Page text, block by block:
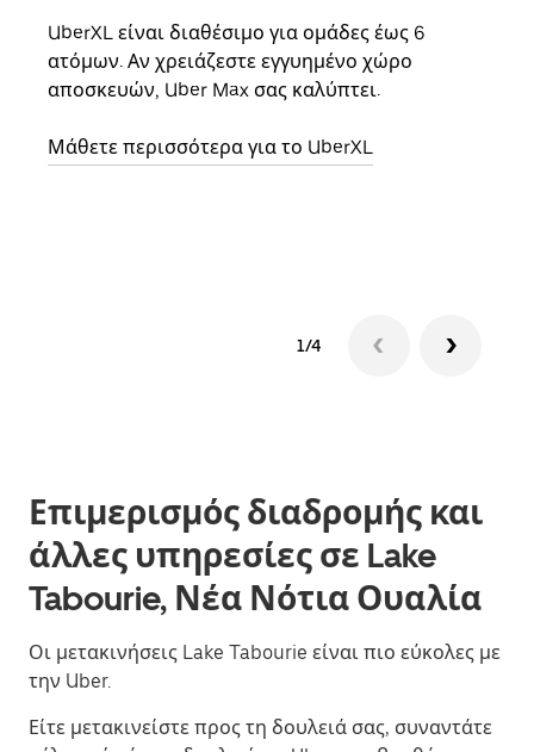
UberXL είναι διαθέσιμο για ομάδες έως 6
ατόμων. Αν χρειάζεστε εγγυημένο χώρο
αποσκευών, Uber Max σας καλύπτει.
Μάθετε περισσότερα για το UberXL
1/4
Επιμερισμός διαδρομής και
άλλες υπηρεσίες σε Lake
Tabourie, Νέα Νότια Ουαλία
Οι μετακινήσεις Lake Tabourie είναι πιο εύκολες με
την Uber.
Είτε μετακινείστε προς τη δουλειά σας, συναντάτε